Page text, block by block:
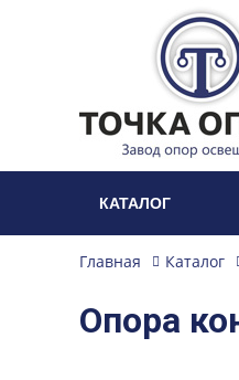
КАТАЛОГ
Главная Каталог
Опора